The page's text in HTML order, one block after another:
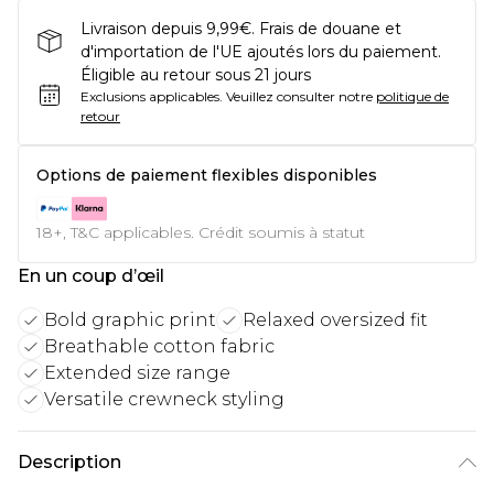
Livraison depuis 9,99€. Frais de douane et
d'importation de l'UE ajoutés lors du paiement.
Éligible au retour sous 21 jours
Exclusions applicables. Veuillez consulter notre politique de
retour
Options de paiement flexibles disponibles
18+, T&C applicables. Crédit soumis à statut
En un coup d’œil
Bold graphic print
Relaxed oversized fit
Breathable cotton fabric
Extended size range
Versatile crewneck styling
Description